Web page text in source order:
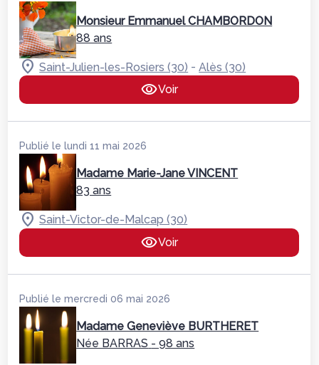
Monsieur Emmanuel CHAMBORDON
88 ans
Saint-Julien-les-Rosiers (30) - Alès (30)
Voir
Publié le lundi 11 mai 2026
Madame Marie-Jane VINCENT
83 ans
Saint-Victor-de-Malcap (30)
Voir
Publié le mercredi 06 mai 2026
Madame Geneviève BURTHERET
Née BARRAS - 98 ans